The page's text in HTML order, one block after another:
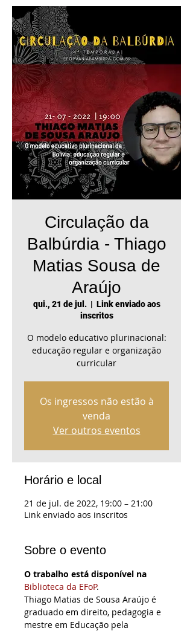
Circulação da
Balbúrdia - Thiago
Matias Sousa de
Araújo
qui., 21 de jul.
  |
Link enviado aos
inscritos
O modelo educativo plurinacional:
educação regular e organização
curricular
Os ingressos não estão à
venda
Ver outros eventos
Horário e local
21 de jul. de 2022, 19:00 – 21:00
Link enviado aos inscritos
Sobre o evento
O trabalho está disponível na
Biblioteca da EFoP.
Thiago Matias de Sousa Araújo é
graduado em direito, pedagogia e
mestre em Educação pela